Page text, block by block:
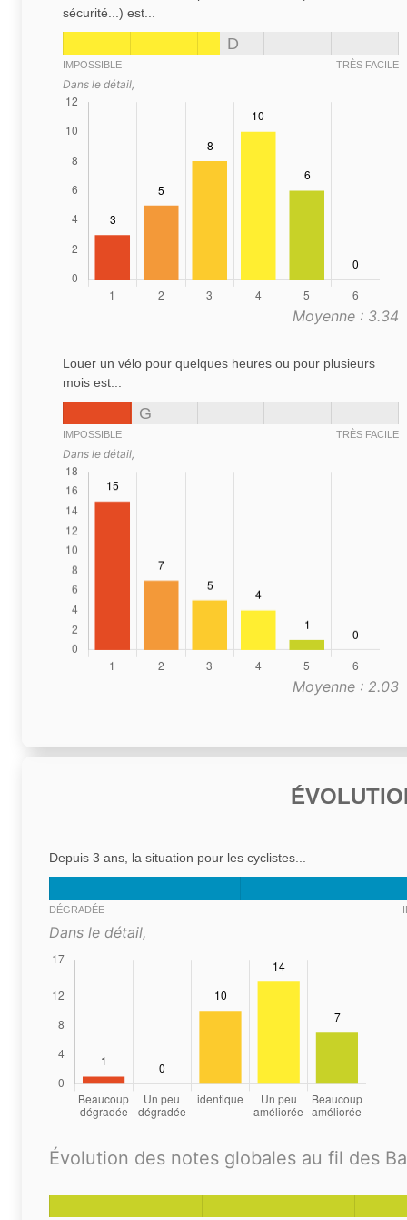
sécurité...) est...
D
IMPOSSIBLE TRÈS FACILE
Dans le détail,
Moyenne : 3.34
Louer un vélo pour quelques heures ou pour plusieurs
mois est...
G
IMPOSSIBLE TRÈS FACILE
Dans le détail,
Moyenne : 2.03
Depuis 3 ans, la situation pour les cyclistes...
DÉGRADÉE
Dans le détail,
Évolution des notes globales au fil des